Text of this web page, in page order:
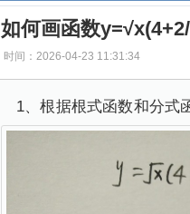
如何画函数
时间：2026-04-23 11:31:34
1、根据根式函数和分式